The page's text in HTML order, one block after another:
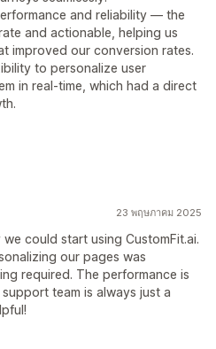
and reliability — the
and actionable, helping us
improved our conversion rates.
to personalize user
in real-time, which had a direct
23 พฤษภาคม 2025
could start using CustomFit.ai.
our pages was
required. The performance is
team is always just a